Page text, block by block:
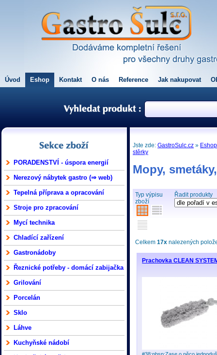
Úvod Eshop Kontakt O nás Reference Jak nakupovat
PORADENSTVÍ - úspora energií
Nerezový nábytek gastro (⇒ web)
Tepelná příprava a opracování
Stroje pro zpracování
Mycí technika
Chladící zařízení
Gastronádoby
Řeznické potřeby - domácí zabijačka
Grilování
Porcelán
Sklo
Láhve
Kuchyňské nádobí
Jste zde:GastroSulc.cz » Eshop
stěrky
Mopy,
Typ výpisu
zboží
Řadit produkty
Celkem17x nalezených
Prachovka CLEAN